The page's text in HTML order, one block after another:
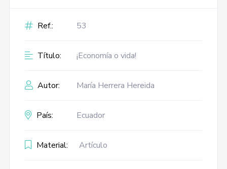
Ref.: 53
Título: ¡Economía o vida!
Autor: María Herrera Hereida
País: Ecuador
Material: Artículo